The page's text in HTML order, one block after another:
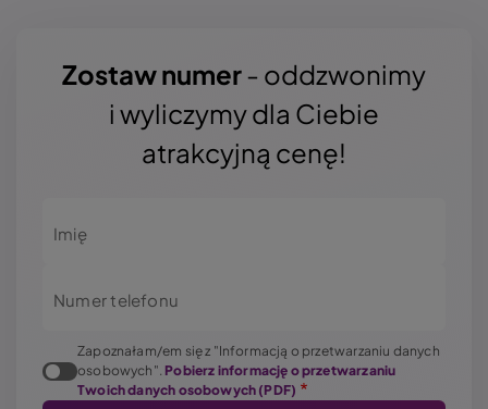
Zostaw numer- oddzwonimy
i wyliczymy dla Ciebie
atrakcyjną cenę!
Imię
Numer telefonu
Zapoznałam/em się z "Informacją o przetwarzaniu danych
osobowych". Pobierz informację o przetwarzaniu
Twoich danych osobowych (PDF)